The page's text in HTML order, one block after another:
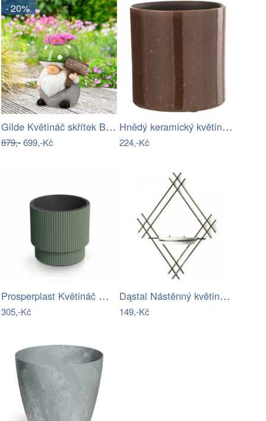
- 20%
Gilde Květináč skřítek Borgin, 25 cm
879,-699,-Kč
Hnědý keramický květináč J-line Bore Ø…
224,-Kč
Prosperplast Květináč MILLA antracit,…
305,-Kč
Dąstal Nástěnný květinový stojan LOFT…
149,-Kč